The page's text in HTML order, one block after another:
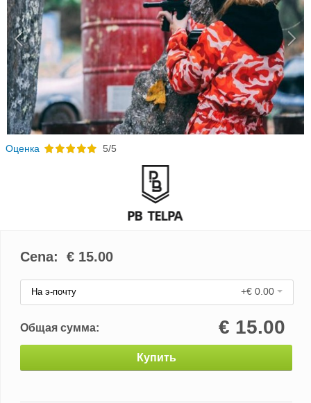
Previous
Oценка 5/5
Cena: € 15.00
На э-почту +€ 0.00
Общая сумма: € 15.00
Купить